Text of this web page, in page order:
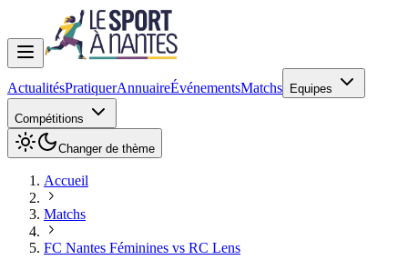
ActualitésPratiquerAnnuaireÉvénementsMatchs Equipes
Compétitions
Changer de thème
Accueil
Matchs
FC Nantes Féminines vs RC Lens